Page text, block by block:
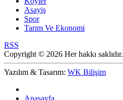
Asayiş
Spor
Tarım Ve Ekonomi
RSS
Copyright © 2026 Her hakkı saklıdır.
Yazılım & Tasarım: WK Bilişim